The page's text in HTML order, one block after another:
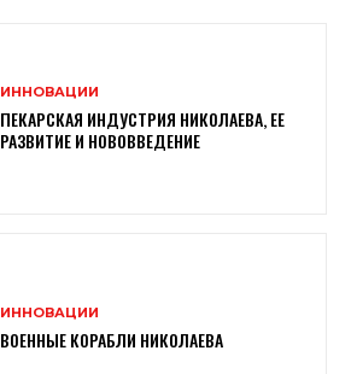
ИННОВАЦИИ
ПЕКАРСКАЯ ИНДУСТРИЯ НИКОЛАЕВА, ЕЕ
РАЗВИТИЕ И НОВОВВЕДЕНИЕ
ИННОВАЦИИ
ВОЕННЫЕ КОРАБЛИ НИКОЛАЕВА